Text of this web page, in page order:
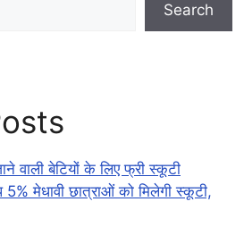
Search
वाली बेटियों के लिए फ्री स्कूटी
5% मेधावी छात्राओं को मिलेगी स्कूटी,